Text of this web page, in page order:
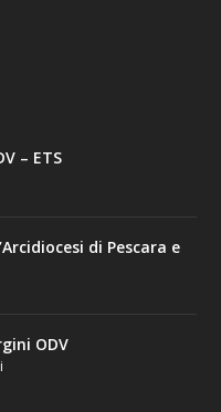
– ETS
di Pescara e
ODV